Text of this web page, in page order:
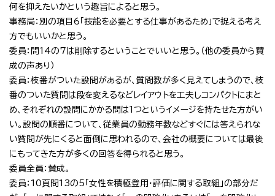
何を抑えたいかという趣旨によると思う。
事務局：別の項目6「技能を必要とする仕事があるため」で捉える考え
方でもいいかと思う。
委員：問14の7は削除するということでいいと思う。（他の委員から賛
成の声あり）
委員：枝番がついた設問があるが、質問数が多く見えてしまうので、枝
番のついた質問は段を変えるなどレイアウトを工夫しコンパクトにまと
め、それぞれの設問にかかる問は1つというイメージを持たせた方がい
い。設問の順番について、従業員の勤務年数などすぐには答えられな
い質問が先にくると面倒に思われるので、会社の概要については最後
にもってきた方が多くの回答を得られると思う。
委員全員：賛成。
委員：10頁問13の5「女性を積極登用・評価に関する取組」の部分だ